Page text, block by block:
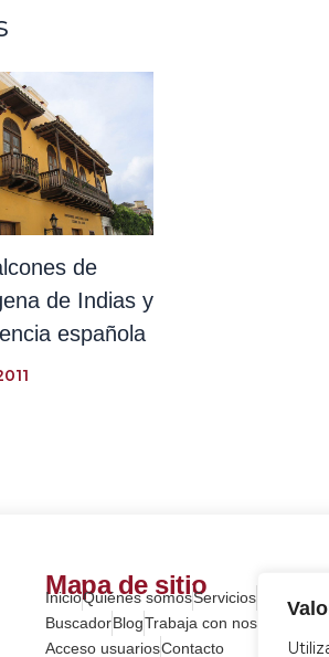
de
de Indias y
española
Mapa de sitio
InicioQuiénes somosServicios Herencias
BuscadorBlogTrabaja con nosotros
Acceso usuariosContacto